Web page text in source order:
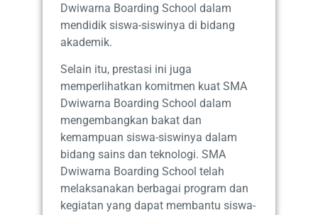
Dwiwarna Boarding School dalam
mendidik siswa-siswinya di bidang
akademik.
Selain itu, prestasi ini juga
memperlihatkan komitmen kuat SMA
Dwiwarna Boarding School dalam
mengembangkan bakat dan
kemampuan siswa-siswinya dalam
bidang sains dan teknologi. SMA
Dwiwarna Boarding School telah
melaksanakan berbagai program dan
kegiatan yang dapat membantu siswa-